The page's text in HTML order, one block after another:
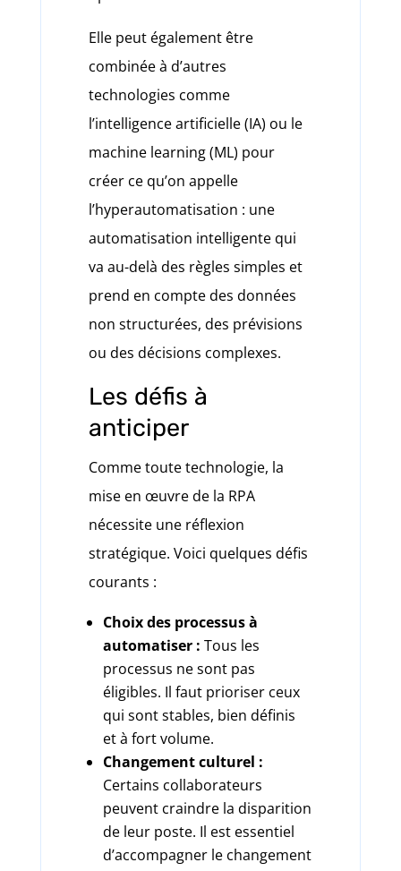
Elle peut également être
combinée à d’autres
technologies comme
l’intelligence artificielle (IA) ou le
machine learning (ML) pour
créer ce qu’on appelle
l’hyperautomatisation : une
automatisation intelligente qui
va au-delà des règles simples et
prend en compte des données
non structurées, des prévisions
ou des décisions complexes.
Les défis à
anticiper
Comme toute technologie, la
mise en œuvre de la RPA
nécessite une réflexion
stratégique. Voici quelques défis
courants :
Choix des processus à
automatiser :Tous les
processus ne sont pas
éligibles. Il faut prioriser ceux
qui sont stables, bien définis
et à fort volume.
Changement culturel :
Certains collaborateurs
peuvent craindre la disparition
de leur poste. Il est essentiel
d’accompagner le changement